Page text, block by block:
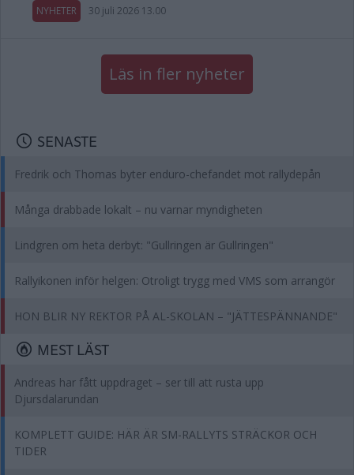
NYHETER 30 juli 2026 13.00
Läs in fler nyheter
SENASTE
Fredrik och Thomas byter enduro-chefandet mot rallydepån
Många drabbade lokalt – nu varnar myndigheten
Lindgren om heta derbyt: "Gullringen är Gullringen"
Rallyikonen inför helgen: Otroligt trygg med VMS som arrangör
HON BLIR NY REKTOR PÅ AL-SKOLAN – "JÄTTESPÄNNANDE"
MEST LÄST
Andreas har fått uppdraget – ser till att rusta upp
Djursdalarundan
KOMPLETT GUIDE: HÄR ÄR SM-RALLYTS STRÄCKOR OCH
TIDER